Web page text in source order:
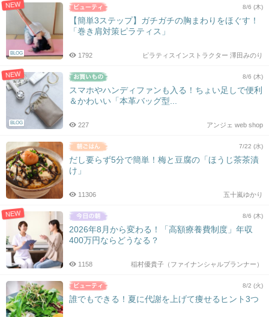
NEW
BLOG
8/6 (木)
【簡単3ステップ】ガチガチの胸まわりをほぐす！
「巻き肩対策ピラティス」
ピラティスインストラクター 澤田みのり
1792
NEW
BLOG
8/6 (木)
スマホやハンディファンも入る！ちょい足しで便利
＆かわいい「本革バッグ型...
アンジェ web shop
227
7/22 (水)
だし要らず5分で簡単！梅と豆腐の「ほうじ茶茶漬
け」
五十嵐ゆかり
11306
NEW 8/6 (木)
2026年8月から変わる！「高額療養費制度」年収
400万円ならどうなる？
稲村優貴子（ファイナンシャルプランナー）
1158
8/2 (火)
誰でもできる！夏に代謝を上げて痩せるヒント3つ